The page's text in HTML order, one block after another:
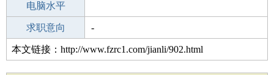
微信号码
电脑水平
外语水平
求职意向 -
本文链接：http://www.fzrc1.com/jianli/902.html